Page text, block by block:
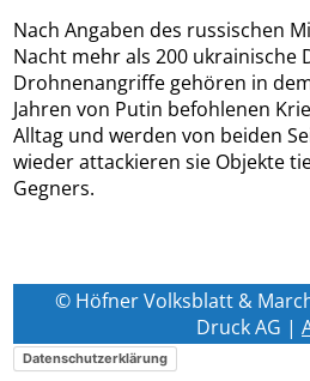
Nach Angaben des russischen
Nacht mehr als 200 ukrainische
Drohnenangriffe gehören in
Jahren von Putin befohlenen
Alltag und werden von beiden
wieder attackieren sie Objekte
Gegners.
© Höfner Volksblatt &
Druck AG |
Datenschutzerklärung